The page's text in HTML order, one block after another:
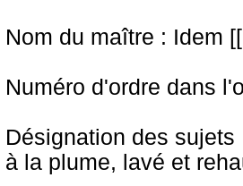
Nom du maître : Idem
Numéro d'ordre dans
Désignation des
à la plume, lavé et